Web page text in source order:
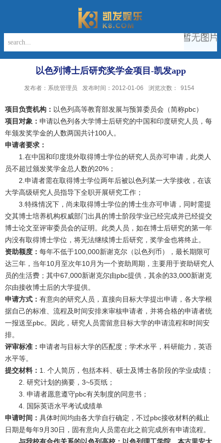
以色列博士后研究奖学金项目-凯发app
发布者：系统管理员 发布时间：2012-01-06 浏览次数： 9154
项目负责机构： 以色列高等教育部发展与预算委员会（简称pbc）
项目对象： 申请以色列各大学博士后研究的中国和印度研究人员，每
年颁发奖学金的人数两国共计100人。
申请者要求：
1.在中国和印度境外取得博士学位的研究人员亦可申请，此类人
员不超过颁发奖学金总人数的20%；
2.申请者需在取得博士学位两年后被以色列某一大学接收，在该
大学高级研究人员指导下全职开展研究工作；
3.特殊情况下，尚未取得博士学位的博士生亦可申请，同时需提
交其博士培养机构权威部门出具的博士阶段学业已经完成并已经提交
博士论文至评审委员会的证明。此类人员，如在博士后研究的第一年
内没有取得博士学位，将无法继续博士后研究，奖学金也将终止。
资助额度： 每年不低于100,000新谢克尔（以色列币），最长期限可
达三年，当年10月至次年10月为一个资助周期，主要用于资助研究人
员的生活费；其中67,000新谢克尔由pbc提供，其余的33,000新谢克
尔由接收博士后的大学提供。
申请方式： 有意向的研究人员，直接向目标大学提出申请，各大学根
据自己的标准、流程及时间安排来审核申请者，并将合格的申请者统
一报送至pbc。因此，研究人员需留意目标大学的申请流程和时间安
排。
评审标准： 申请者与目标大学的匹配度；学术水平，科研能力，英语
水平等。
提交材料： 1. 个人简历，包括本科、硕士及博士各阶段的学业成绩；
2. 研究计划的摘要，3~5页纸；
3. 申请者愿意遵守pbc有关制度的同意书；
4. 国际英语水平考试成绩单
申请时间： 具体时间均由各大学自行确定，不过pbc接收材料的截止
日期是每年9月30日，固有意向人员需在此之前完成所有申请流程。